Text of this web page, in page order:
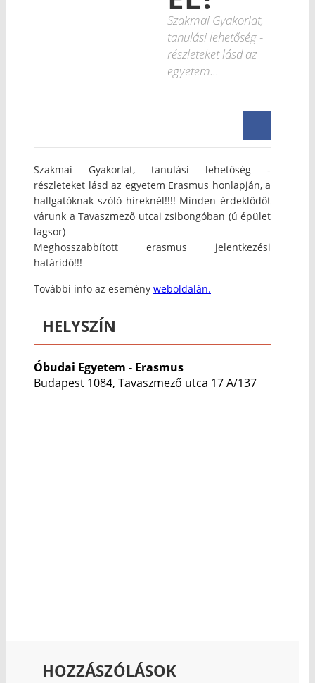
Szakmai Gyakorlat,
tanulási lehetőség -
részleteket lásd az
egyetem...
Szakmai Gyakorlat, tanulási lehetőség -
részleteket lásd az egyetem Erasmus honlapján, a
hallgatóknak szóló híreknél!!!! Minden érdeklődőt
várunk a Tavaszmező utcai zsibongóban (ú épület
lagsor)
Meghosszabbított erasmus jelentkezési
határidő!!!
További info az esemény weboldalán.
HELYSZÍN
Óbudai Egyetem - Erasmus
Budapest 1084, Tavaszmező utca 17 A/137
HOZZÁSZÓLÁSOK